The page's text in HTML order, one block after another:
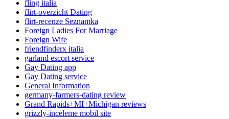
fling italia
flirt-overzicht Dating
flirt-recenze Seznamka
Foreign Ladies For Marriage
Foreign Wife
friendfinderx italia
garland escort service
Gay Dating app
Gay Dating service
General Information
germany-farmers-dating review
Grand Rapids+MI+Michigan reviews
grizzly-inceleme mobil site